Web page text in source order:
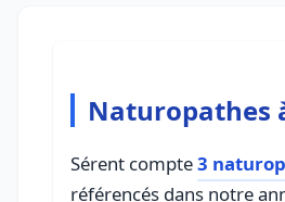
Naturopathes
Sérent compte3
référencés dans notre